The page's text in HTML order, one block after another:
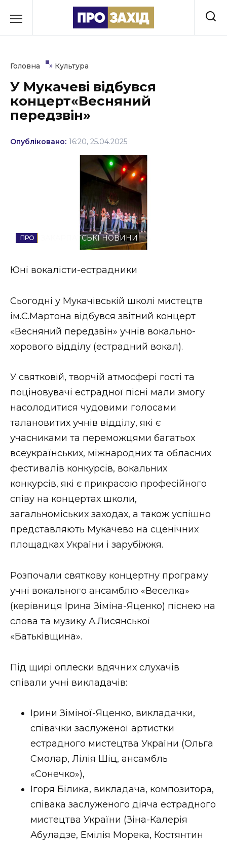
до
Культура
Освіта
Події
Стиль життя
ЗАКАРПАТСЬКІ НОВИНИ
НОВИНИ ЗАХІДНОЇ УКРАЇНИ
ФОТО
ВІДЕО
Головна » Культура
У Мукачеві відбувся
концерт«Весняний
передзвін»
Опубліковано: 16:20, 25.04.2025
ЗАКАРПАТСЬКІ НОВИНИ
Юні вокалісти-естрадники
Сьогодні у Мукачівській школі мистецтв
ім.С.Мартона відбувся звітний концерт
«Весняний передзвін» учнів вокально-
хорового відділу (естрадний вокал).
У святковій, творчій атмосфері гості та
поціновувачі естрадної пісні мали змогу
насолодитися чудовими голосами
талановитих учнів відділу, які є
учасниками та переможцями багатьох
всеукраїнських, міжнародних та обласних
фестивалів конкурсів, вокальних
конкурсів, які є прикрасою професійного
співу на концертах школи,
загальноміських заходах, а також успішно
представляють Мукачево на сценічних
площадках України і зарубіжжя.
Розпочали святкову концертну програму
учні вокального ансамблю «Веселка»
(керівниця Ірина Зіміна-Яценко) піснею на
слова та музику А.Лисянської
«Батьківщина».
Під щирі оплески вдячних слухачів
співали учні викладачів:
Ірини Зіміної-Яценко, викладачки,
співачки заслуженої артистки
естрадного мистецтва України (Ольга
Смолар, Лілія Шіц, ансамбль
«Сонечко»),
Ігоря Білика, викладача, композитора,
співака заслуженого діяча естрадного
мистецтва України (Зіна-Калерія
Абуладзе, Емілія Морека, Костянтин